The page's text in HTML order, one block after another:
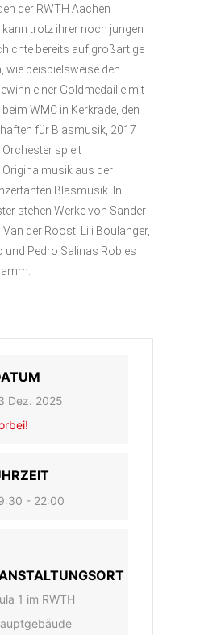
der RWTH Aachen
kann trotz ihrer noch jungen
bereits auf großartige
wie beispielsweise den
einer Goldmedaille mit
WMC in Kerkrade, den
für Blasmusik, 2017
spielt
aus der
Blasmusik. In
stehen Werke von Sander
der Roost, Lili Boulanger,
und Pedro Salinas Robles
Dez. 2025
- 22:00
1 im RWTH